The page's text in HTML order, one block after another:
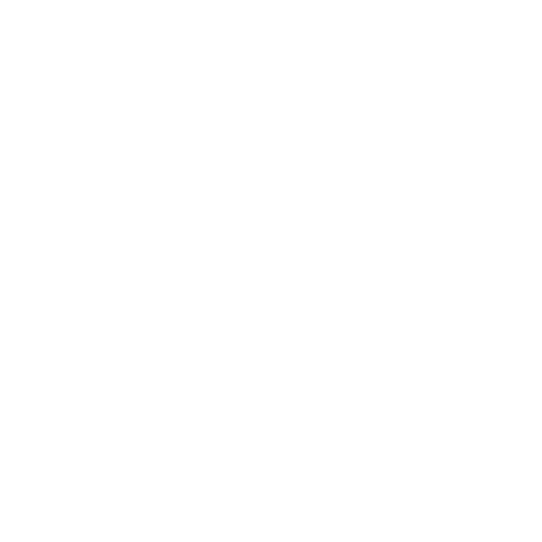
مقعد شاغر على الإفطار
رمضان.. د. عبدالخالق
اقتصادي في انتظار